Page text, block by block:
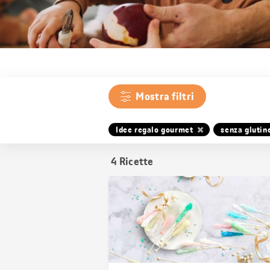
Mostra filtri
Idee regalo gourmet senza
4 Ricette